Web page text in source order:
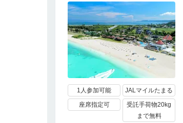
1人参加可能
JALマイルたまる
座席指定可
受託手荷物20kg
まで無料